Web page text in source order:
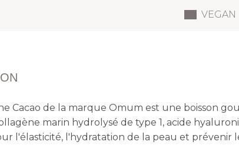
VEGAN
Cacao de la marque Omum est une boisson
marin hydrolysé de type 1, acide
l'élasticité, l'hydratation de la peau et prévenir